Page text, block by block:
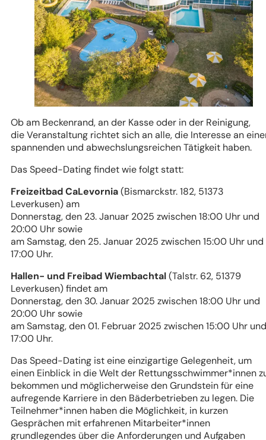
Ob am Beckenrand, an der Kasse oder in der Reinigung,
die Veranstaltung richtet sich an alle, die Interesse an
spannenden und abwechslungsreichen Tätigkeit haben.
Das Speed-Dating findet wie folgt statt:
Freizeitbad CaLevornia(Bismarckstr. 182, 51373
Leverkusen) am
Donnerstag, den 23. Januar 2025 zwischen 18:00 Uhr und
20:00 Uhr sowie
am Samstag, den 25. Januar 2025 zwischen 15:00 Uhr und
17:00 Uhr.
Hallen- und Freibad Wiembachtal(Talstr. 62, 51379
Leverkusen) findet am
Donnerstag, den 30. Januar 2025 zwischen 18:00 Uhr und
20:00 Uhr sowie
am Samstag, den 01. Februar 2025 zwischen 15:00 Uhr und
17:00 Uhr.
Das Speed-Dating ist eine einzigartige Gelegenheit, um
einen Einblick in die Welt der Rettungsschwimmer*innen
bekommen und möglicherweise den Grundstein für eine
aufregende Karriere in den Bäderbetrieben zu legen. Die
Teilnehmer*innen haben die Möglichkeit, in kurzen
Gesprächen mit erfahrenen Mitarbeiter*innen
grundlegendes über die Anforderungen und Aufgaben